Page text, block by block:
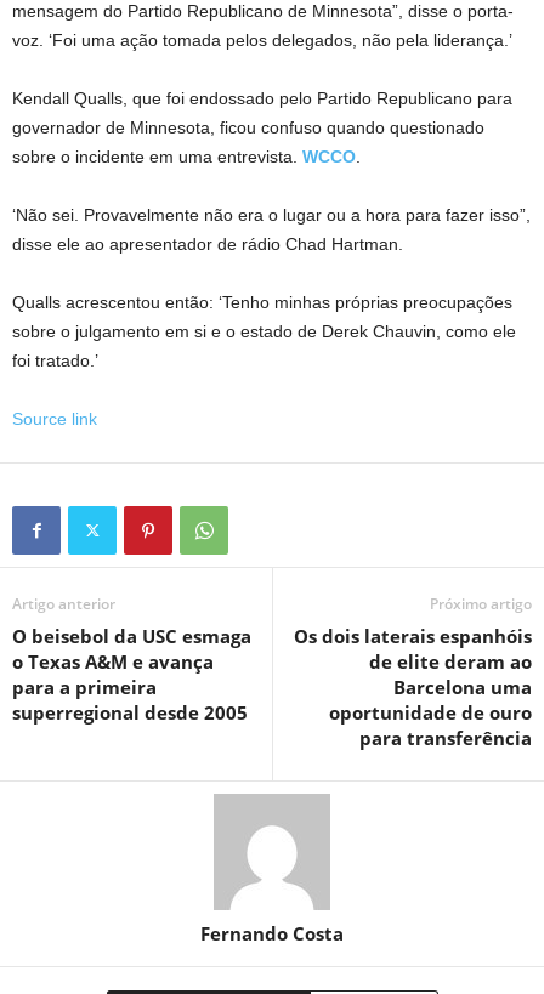
mensagem do Partido Republicano de Minnesota”, disse o porta-
voz. ‘Foi uma ação tomada pelos delegados, não pela liderança.’
Kendall Qualls, que foi endossado pelo Partido Republicano para
governador de Minnesota, ficou confuso quando questionado
sobre o incidente em uma entrevista. WCCO
‘Não sei. Provavelmente não era o lugar ou a hora para fazer isso”,
disse ele ao apresentador de rádio Chad Hartman.
Qualls acrescentou então: ‘Tenho minhas próprias preocupações
sobre o julgamento em si e o estado de Derek Chauvin, como ele
foi tratado.’
Source link
Artigo anterior
O beisebol da USC esmaga
o Texas A&M e avança
para a primeira
superregional desde 2005
Próximo artigo
Os dois laterais espanhóis
de elite deram ao
Barcelona uma
oportunidade de ouro
para transferência
Fernando Costa